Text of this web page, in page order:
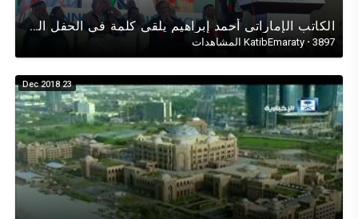
الكاتب الإماراتي أحمد إبراهيم يلقي كلمة في الحفل السنوي عن اليوم الوطني الإماراتي47/ نوفمبر 2018
KatibEmaraty · 3897 المشاهدات
23 Dec 2018